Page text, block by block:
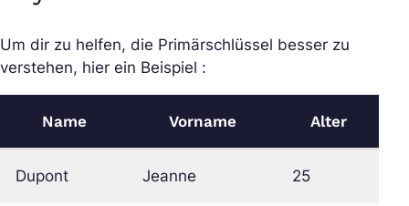
Um dir zu helfen, die Primärschlüssel besser zu
verstehen, hier ein Beispiel :
Name Vorname Alter
Dupont Jeanne 25